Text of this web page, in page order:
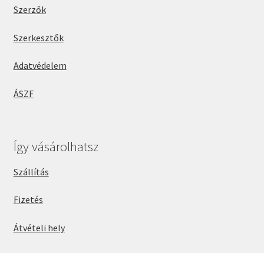
Szerzők
Szerkesztők
Adatvédelem
ÁSZF
Így vásárolhatsz
Szállítás
Fizetés
Átvételi hely